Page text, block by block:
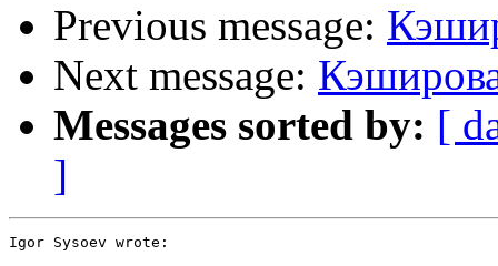
Previous message:
Next message:
Messages sorted by: [
]
Igor Sysoev wrote: